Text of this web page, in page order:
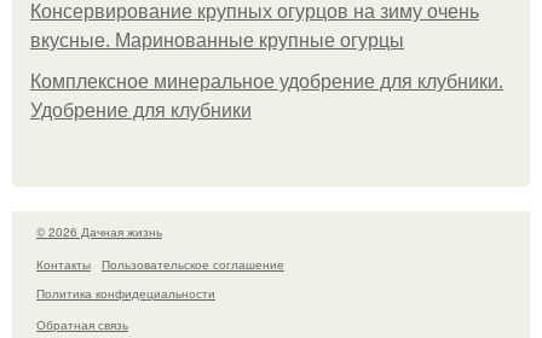
Консервирование крупных огурцов на зиму очень
вкусные. Маринованные крупные огурцы
Комплексное минеральное удобрение для клубники.
Удобрение для клубники
© 2026 Дачная жизнь
Контакты
Пользовательское соглашение
Политика конфидециальности
Обратная связь